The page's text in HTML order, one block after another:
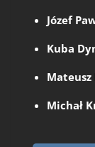
Józef
Kuba
Michał